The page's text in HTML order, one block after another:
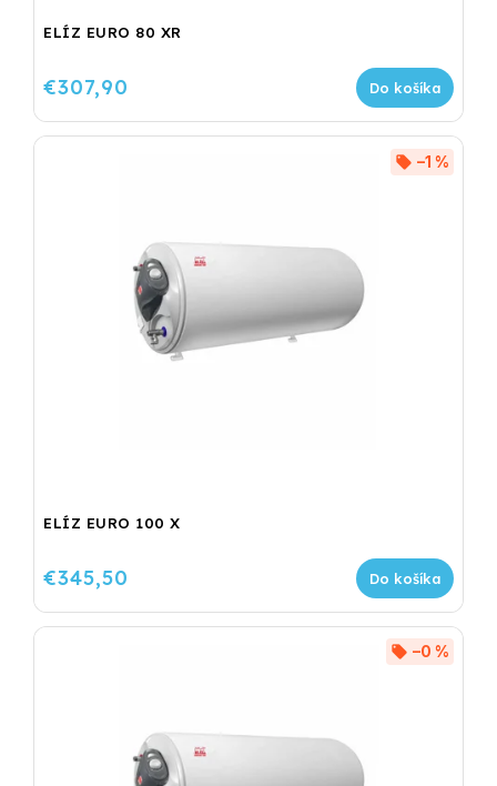
ELÍZ EURO 80 XR
€307,90 Do košíka
ELÍZ EURO 100 X
–1 %
€345,50 Do košíka
–0 %